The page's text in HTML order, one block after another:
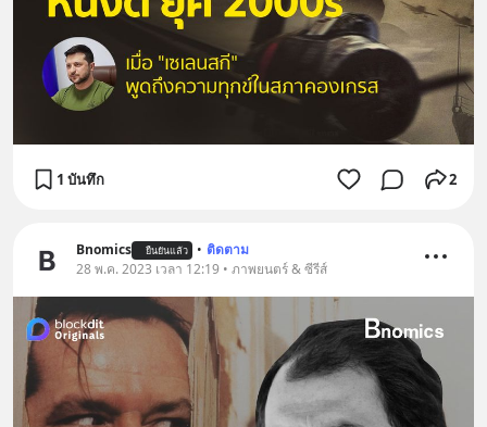
1 บันทึก 2
Bnomics ยืนยันแล้ว • ติดตาม
28 พ.ค. 2023 เวลา 12:19 • ภาพยนตร์ & ซีรีส์